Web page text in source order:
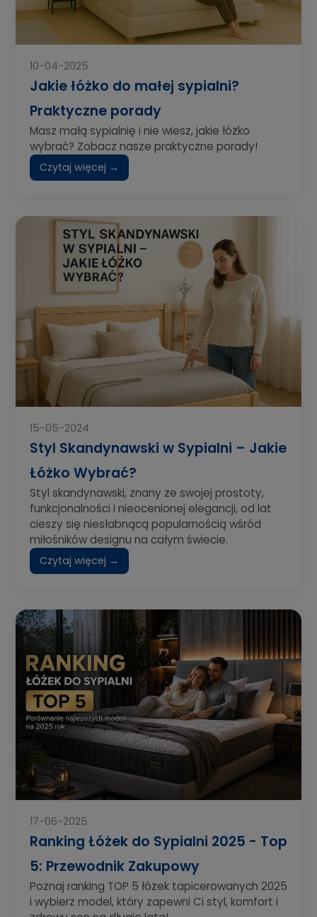
10-04-2025
Jakie łóżko do małej sypialni?
Praktyczne porady
Masz małą sypialnię i nie wiesz, jakie łóżko
wybrać? Zobacz nasze praktyczne porady!
Czytaj więcej →
15-05-2024
Styl Skandynawski w Sypialni – Jakie
Łóżko Wybrać?
Styl skandynawski, znany ze swojej prostoty,
funkcjonalności i nieocenionej elegancji, od lat
cieszy się niesłabnącą popularnością wśród
miłośników designu na całym świecie.
Czytaj więcej →
17-06-2025
Ranking Łóżek do Sypialni 2025 - Top
5: Przewodnik Zakupowy
Poznaj ranking TOP 5 łóżek tapicerowanych 2025
i wybierz model, który zapewni Ci styl, komfort i